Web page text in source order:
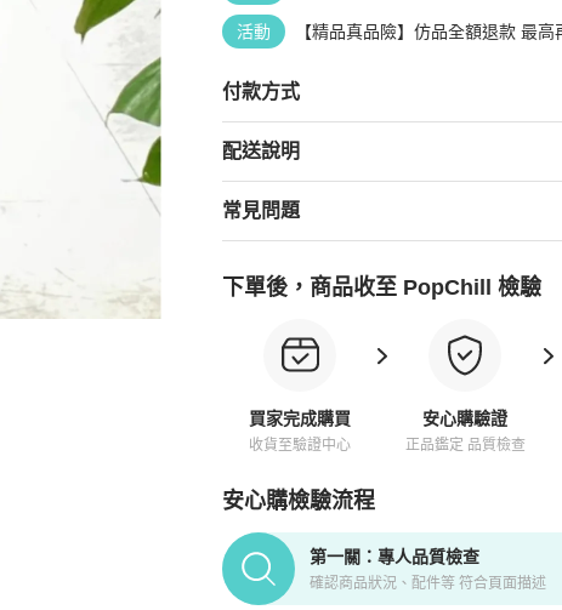
活動 【精品真品險】仿品全額退款 最高
付款方式
配送說明
常見問題
下單後，商品收至 PopChill 檢驗
買家完成購買
收貨至驗證中心
安心購驗證
正品鑑定 品質檢查
安心購檢驗流程
PopChill拍拍圈正品驗證、安心購檢驗
第一關：專人品質檢查
確認商品狀況、配件等 符合頁面描述